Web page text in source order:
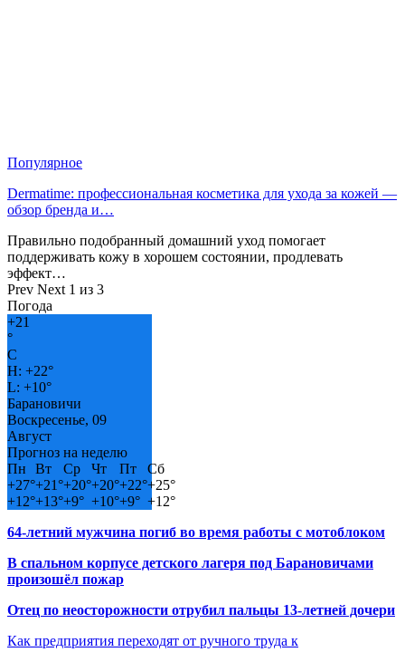
Популярное
Dermatime: профессиональная косметика для ухода за кожей —
обзор бренда и…
Правильно подобранный домашний уход помогает
поддерживать кожу в хорошем состоянии, продлевать
эффект…
Prev Next 1 из 3
Погода
+21
°
C
H: +22°
L: +10°
Барановичи
Воскресенье, 09
Август
Прогноз на неделю
Пн
Вт Ср Чт Пт
Сб
+27°+21°+20°+20°+22°+25°
+12°+13°+9° +10°+9° +12°
64-летний мужчина погиб во время работы с мотоблоком
В спальном корпусе детского лагеря под Барановичами
произошёл пожар
Отец по неосторожности отрубил пальцы 13-летней дочери
Как предприятия переходят от ручного труда к